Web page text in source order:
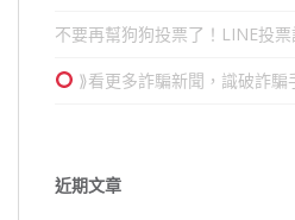
不要再幫狗狗投票了！LINE投
⟫看更多詐騙新聞，識破詐騙
近期文章